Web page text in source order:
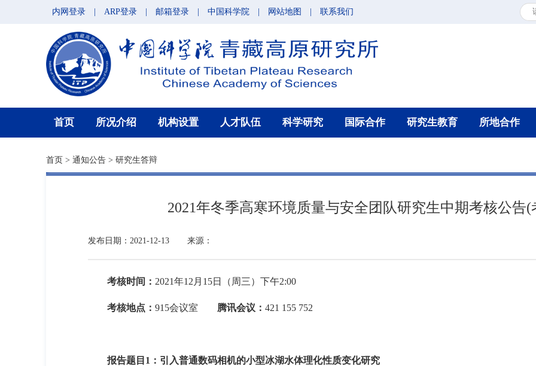
内网登录 ARP登录 邮箱登录 中国科学院 网站地图 联系我们
首页 所况介绍 机构设置 人才队伍 科学研究 国际合作 研究生教育 所地合作
首页 > 通知公告 > 研究生答辩
2021年冬季高寒环境质量与安全团队研究生中期考核公告
发布日期：2021-12-13 来源：
考核时间： 2021年12 月 15日（周三）下午2:00
考核地点： 915会议室 腾讯会议： 421 155 752
报告题目 1 ：引入普通数码相机的小型冰湖水体理化性质变化研究